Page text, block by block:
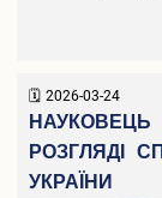
2026-03-24
РОЗГЛЯДІ
УКРАЇНИ